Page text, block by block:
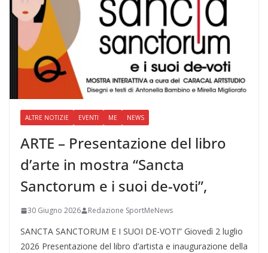
ALTRE NOTIZIE EVENTI ME NEWS
ARTE – Presentazione del libro
d’arte in mostra “Sancta
Sanctorum e i suoi de-voti”,
30 Giugno 2026 Redazione SportMeNews
SANCTA SANCTORUM E I SUOI DE-VOTI” Giovedì 2 luglio
2026 Presentazione del libro d’artista e inaugurazione della